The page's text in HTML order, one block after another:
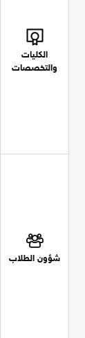
الكليات
والتخصصات
شؤون الطلاب